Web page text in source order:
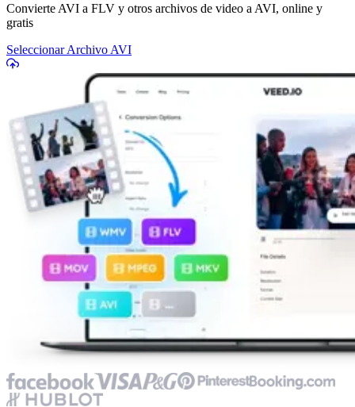
Convierte AVI a FLV y otros archivos de video a AVI, online y
gratis
Seleccionar Archivo AVI